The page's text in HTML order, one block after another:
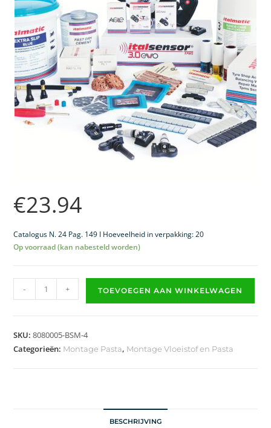
€23.94
Catalogus N. 24 Pag. 149 I Hoeveelheid in verpakking: 20
Op voorraad (kan nabesteld worden)
- + TOEVOEGEN AAN WINKELWAGEN
SKU:8080005-BSM-4
Categorieën: Montage Pasta, Montage Vloeistof en Pasta
BESCHRIJVING